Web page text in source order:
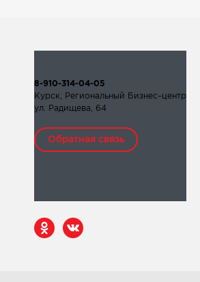
8-910-314-04-05
Курск, Региональный Бизнес–центр
ул. Радищева, 64
Обратная связь